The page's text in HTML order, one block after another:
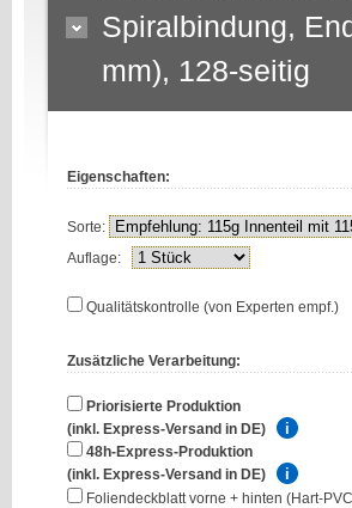
Spiralbindung,
mm), 128-seitig
Eigenschaften:
Sorte:
Auflage:
Qualitätskontrolle (von Experten empf.)
Zusätzliche Verarbeitung:
Priorisierte Produktion
(inkl. Express-Versand in DE)
48h-Express-Produktion
(inkl. Express-Versand in DE)
Foliendeckblatt vorne + hinten (Hart-